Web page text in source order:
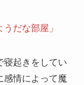
だな部屋」
寝起きをしてい
感情によって魔